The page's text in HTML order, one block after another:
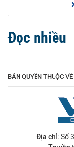
Đọc nhiều
BẢN QUYỀN THUỘC
Địa chỉ: Số